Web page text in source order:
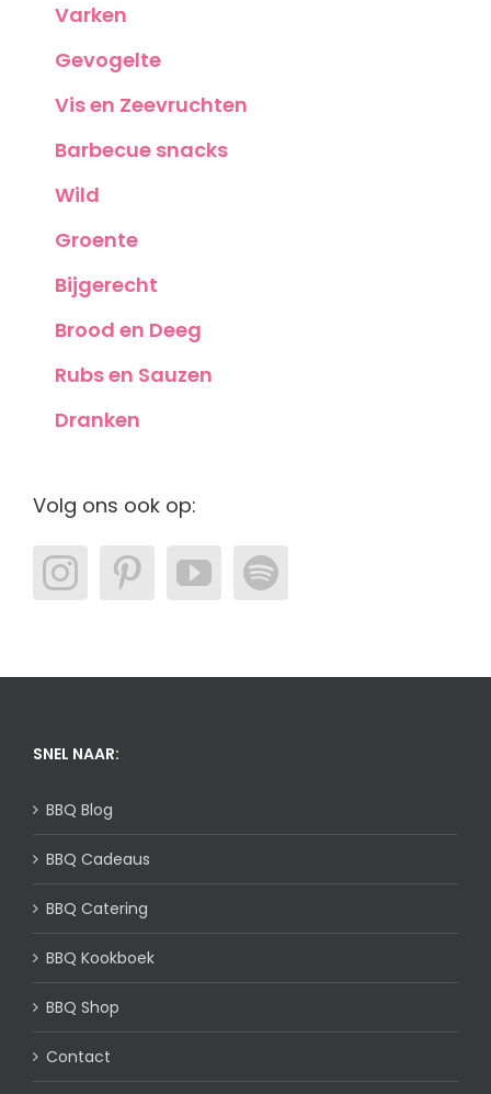
Varken
Gevogelte
Vis en Zeevruchten
Barbecue snacks
Wild
Groente
Bijgerecht
Brood en Deeg
Rubs en Sauzen
Dranken
Volg ons ook op:
SNEL NAAR:
BBQ Blog
BBQ Cadeaus
BBQ Catering
BBQ Kookboek
BBQ Shop
Contact